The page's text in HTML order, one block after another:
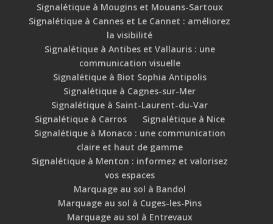
Signalétique à Mougins et Mouans-Sartoux
Signalétique à Cannes et Le Cannet : améliorez
la visibilité
Signalétique à Antibes et Vallauris : une
communication visuelle
Signalétique à Biot Sophia Antipolis
Signalétique à Cagnes-sur-Mer
Signalétique à Saint-Laurent-du-Var
Signalétique à Carros
Signalétique à Nice
Signalétique à Monaco : une communication
claire et haut de gamme
Signalétique à Menton : informez et valorisez
vos espaces
Marquage au sol à Bandol
Marquage au sol à Cuges-les-Pins
Marquage au sol à Entrevaux